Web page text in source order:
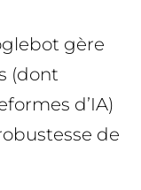
gère
(dont
d’IA)
de